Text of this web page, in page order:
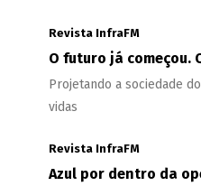
Revista InfraFM
O futuro já começou.
Projetando a sociedade
vidas
Revista InfraFM
Azul por dentro da